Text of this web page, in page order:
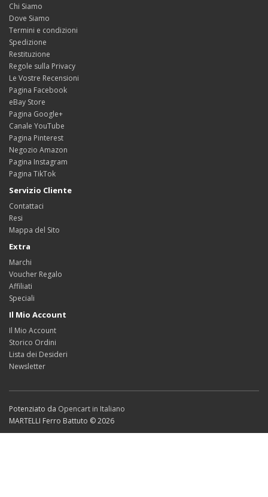
Chi Siamo
Dove Siamo
Termini e condizioni
Spedizione
Restituzione
Regole sulla Privacy
Le Vostre Recensioni
Pagina Facebook
eBay Store
Pagina Google+
Canale YouTube
Pagina Pinterest
Negozio Amazon
Pagina Instagram
Pagina TikTok
Servizio Cliente
Contattaci
Resi
Mappa del Sito
Extra
Marchi
Voucher Regalo
Affiliati
Speciali
Il Mio Account
Il Mio Account
Storico Ordini
Lista dei Desideri
Newsletter
Potenziato da Opencart in Italiano
MARTELLI Ferro Battuto © 2026